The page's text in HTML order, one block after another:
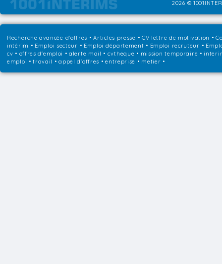
2026 ©
Recherche avancée d'offres •Articles presse • CV lettre de motivation •
intérim • Emploi secteur • Emploi département • Emploi recruteur •
cv • offres d'emploi • alerte mail • cvtheque • mission temporaire •
emploi • travail • appel d'offres • entreprise • metier •